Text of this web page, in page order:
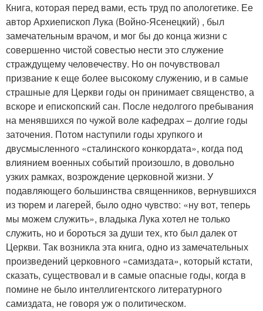
Книга, которая перед вами, есть труд по апологетике. Ее
автор Архиепископ Лука (Войно-Ясенецкий) , был
замечательным врачом, и мог бы до конца жизни с
совершенно чистой совестью нести это служение
страждущему человечеству. Но он почувствовал
призвание к еще более высокому служению, и в самые
страшные для Церкви годы он принимает священство, а
вскоре и епископский сан. После недолгого пребывания
на менявшихся по чужой воле кафедрах – долгие годы
заточения. Потом наступили годы хрупкого и
двусмысленного «сталинского конкордата», когда под
влиянием военных событий произошло, в довольно
узких рамках, возрождение церковной жизни. У
подавляющего большинства священников, вернувшихся
из тюрем и лагерей, было одно чувство: «ну вот, теперь
мы можем служить», владыка Лука хотел не только
служить, но и бороться за души тех, кто был далек от
Церкви. Так возникла эта книга, одно из замечательных
произведений церковного «самиздата», который кстати,
сказать, существовал и в самые опасные годы, когда в
помине не было интеллигентского литературного
самиздата, не говоря уж о политическом.